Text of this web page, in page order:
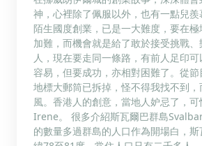
神，心裡除了佩服以外，也有一點兒
陌生國度創業，已是一大難度，要在
加難，而機會就是給了敢於接受挑戰
人，現在要走同一條路，有前人足印
容易，但要成功，亦相對困難了。從
地標大郵筒已拆掉，怪不得我找不到
風。香港人的創意，當地人妒忌了，可
Irene。 很多介紹斯瓦爾巴群島
的數量多過群島的人口作為開場白，